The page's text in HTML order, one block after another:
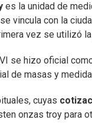
es la unidad de
vincula con la
vez se utilizó
se hizo oficial
de masas y
cuyas
onzas troy para